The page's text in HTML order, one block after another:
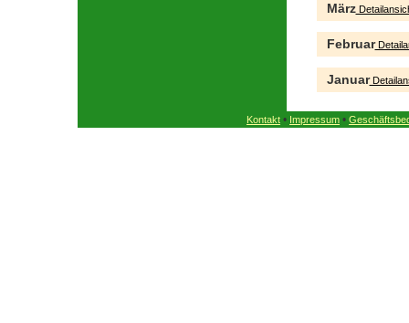
März
Februar
Januar
Kontakt • Impressum •